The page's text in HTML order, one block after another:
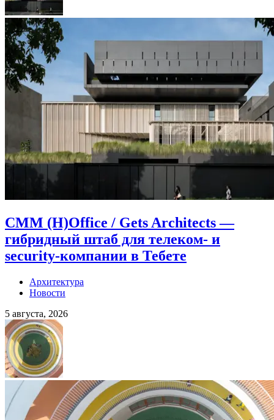
CMM (H)Office / Gets Architects —
гибридный штаб для телеком- и
security-компании в Тебете
Архитектура
Новости
5 августа, 2026